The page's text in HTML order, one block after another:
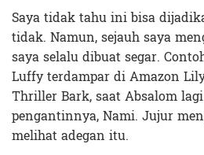
Saya tidak tahu ini bisa
tidak. Namun, sejauh saya
saya selalu dibuat segar.
Luffy terdampar di Amazon
Thriller Bark, saat Absalom
pengantinnya, Nami. Jujur
melihat adegan itu.